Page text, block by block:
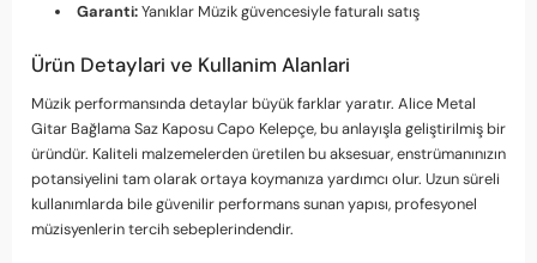
Garanti:Yanıklar Müzik güvencesiyle faturalı satış
Ürün Detaylari ve Kullanim Alanlari
Müzik performansında detaylar büyük farklar yaratır. Alice Metal
Gitar Bağlama Saz Kaposu Capo Kelepçe, bu anlayışla geliştirilmiş bir
üründür. Kaliteli malzemelerden üretilen bu aksesuar, enstrümanınızın
potansiyelini tam olarak ortaya koymanıza yardımcı olur. Uzun süreli
kullanımlarda bile güvenilir performans sunan yapısı, profesyonel
müzisyenlerin tercih sebeplerindendir.